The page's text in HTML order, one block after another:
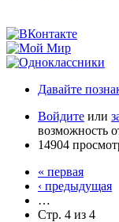
Давайте
Войдите или
возможность
14904
« первая
‹ предыдущая
…
Стр. 4 из 4